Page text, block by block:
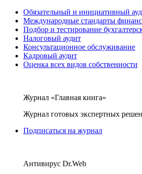
Обязательный и инициативный
Международные стандарты
Подбор и тестирование
Налоговый аудит
Консультационное обслуживание
Кадровый аудит
Оценка всех видов собственности
Журнал «Главная книга»
Журнал готовых экспертных
Подписаться на журнал
Антивирус Dr.Web